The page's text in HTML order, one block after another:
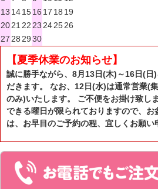
13 141516 17 18 19
20212223242526
27282930
【夏季休業のお知らせ】
誠に勝手ながら、8月13日(木)～16日(日
だきます。 なお、12日(水)は通常営業(
のみ)いたします。 ご不便をお掛け致し
できる曜日が限られておりますので、
は、お早目のご予約の程、宜しくお願い